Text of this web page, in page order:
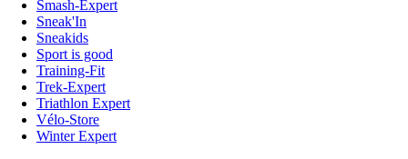
Smash-Expert
Sneak'In
Sneakids
Sport is good
Training-Fit
Trek-Expert
Triathlon Expert
Vélo-Store
Winter Expert